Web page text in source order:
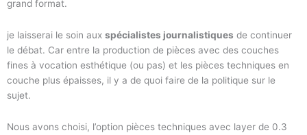
grand format.
je laisserai le soin aux spécialistes journalistiques de continuer
le débat. Car entre la production de pièces avec des couches
fines à vocation esthétique (ou pas) et les pièces techniques en
couche plus épaisses, il y a de quoi faire de la politique sur le
sujet.
Nous avons choisi, l’option pièces techniques avec layer de 0.3